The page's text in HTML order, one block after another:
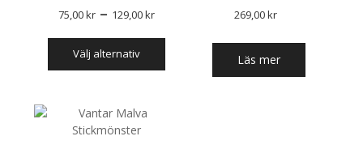
75,00kr – 129,00krPrisintervall:
75,00 kr
129,00 kr
välj alternativ
Den
produkten
269,00kr
Läs mer